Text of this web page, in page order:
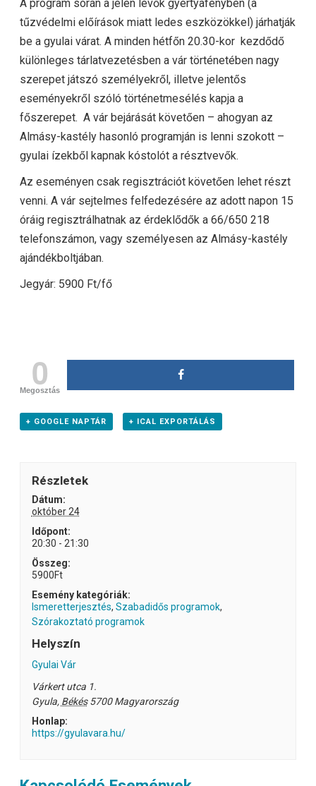
A program során a jelen lévők gyertyafényben (a
tűzvédelmi előírások miatt ledes eszközökkel) járhatják
be a gyulai várat. A minden hétfőn 20.30-kor kezdődő
különleges tárlatvezetésben a vár történetében nagy
szerepet játszó személyekről, illetve jelentős
eseményekről szóló történetmesélés kapja a
főszerepet. A vár bejárását követően – ahogyan az
Almásy-kastély hasonló programján is lenni szokott –
gyulai ízekből kapnak kóstolót a résztvevők.
Az eseményen csak regisztrációt követően lehet részt
venni. A vár sejtelmes felfedezésére az adott napon 15
óráig regisztrálhatnak az érdeklődők a 66/650 218
telefonszámon, vagy személyesen az Almásy-kastély
ajándékboltjában.
Jegyár: 5900 Ft/fő
0
Megosztás
+ GOOGLE NAPTÁR + ICAL EXPORTÁLÁS
Részletek
Dátum:
október 24
Időpont:
20:30 - 21:30
Összeg:
5900Ft
Esemény kategóriák:
Ismeretterjesztés, Szabadidős programok,
Szórakoztató programok
Helyszín
Gyulai Vár
Várkert utca 1.
Gyula, Békés 5700 Magyarország
Honlap:
https://gyulavara.hu/